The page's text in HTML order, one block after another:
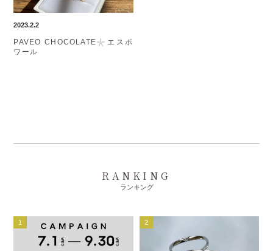
2023.2.2
PAVEO CHOCOLATE𓇼エスポ
ワール
RANKING
ランキング